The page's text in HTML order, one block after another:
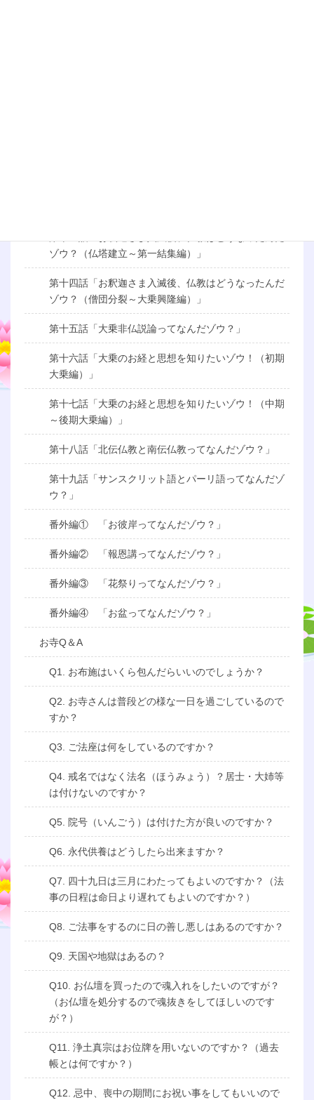
ゾウ？（仏塔建立～第一結集編）」
第十四話「お釈迦さま入滅後、仏教はどうなったんだ
ゾウ？（僧団分裂～大乗興隆編）」
第十五話「大乗非仏説論ってなんだゾウ？」
第十六話「大乗のお経と思想を知りたいゾウ！（初期
大乗編）」
第十七話「大乗のお経と思想を知りたいゾウ！（中期
～後期大乗編）」
第十八話「北伝仏教と南伝仏教ってなんだゾウ？」
第十九話「サンスクリット語とパーリ語ってなんだゾ
ウ？」
番外編① 「お彼岸ってなんだゾウ？」
番外編② 「報恩講ってなんだゾウ？」
番外編③ 「花祭りってなんだゾウ？」
番外編④ 「お盆ってなんだゾウ？」
お寺Q＆A
Q1. お布施はいくら包んだらいいのでしょうか？
Q2. お寺さんは普段どの様な一日を過ごしているので
すか？
Q3. ご法座は何をしているのですか？
Q4. 戒名ではなく法名（ほうみょう）？居士・大姉等
は付けないのですか？
Q5. 院号（いんごう）は付けた方が良いのですか？
Q6. 永代供養はどうしたら出来ますか？
Q7. 四十九日は三月にわたってもよいのですか？（法
事の日程は命日より遅れてもよいのですか？）
Q8. ご法事をするのに日の善し悪しはあるのですか？
Q9. 天国や地獄はあるの？
Q10. お仏壇を買ったので魂入れをしたいのですが？
（お仏壇を処分するので魂抜きをしてほしいのです
が？）
Q11. 浄土真宗はお位牌を用いないのですか？（過去
帳とは何ですか？）
Q12. 忌中、喪中の期間にお祝い事をしてもいいので